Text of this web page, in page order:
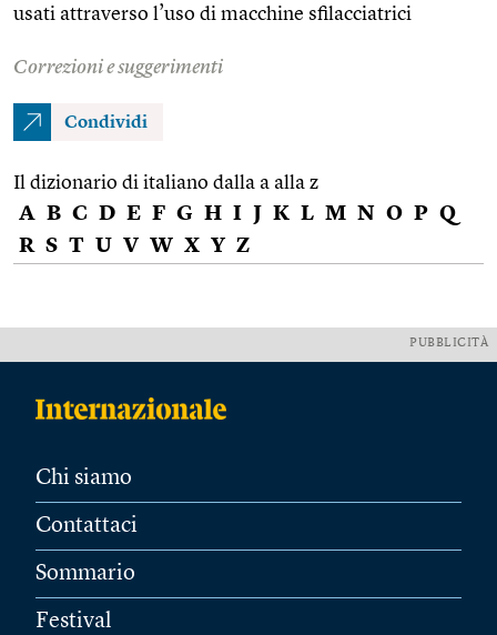
usati attraverso l’uso di macchine sfilacciatrici
Correzioni e suggerimenti
Condividi
Il dizionario di italiano dalla a alla z
A B C D E F G H I J K L M N O P Q
R S T U V W X Y Z
PUBBLICITÀ
Chi siamo
Contattaci
Sommario
Festival